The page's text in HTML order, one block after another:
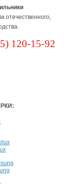
отечественного,
120-15-92